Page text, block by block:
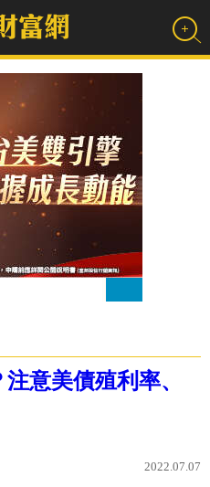
意美債殖利率、
2022.07.07